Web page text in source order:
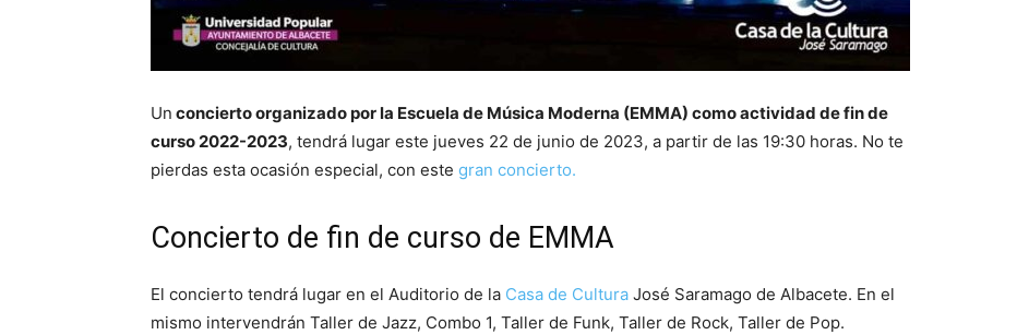
Un concierto organizado por la Escuela de Música Moderna (EMMA) como actividad de fin de
curso 2022-2023, tendrá lugar este jueves 22 de junio de 2023, a partir de las 19:30 horas. No te
pierdas esta ocasión especial, con este gran concierto.
Concierto de fin de curso de EMMA
El concierto tendrá lugar en el Auditorio de la Casa de Cultura José Saramago de Albacete. En el
mismo intervendrán Taller de Jazz, Combo 1, Taller de Funk, Taller de Rock, Taller de Pop.